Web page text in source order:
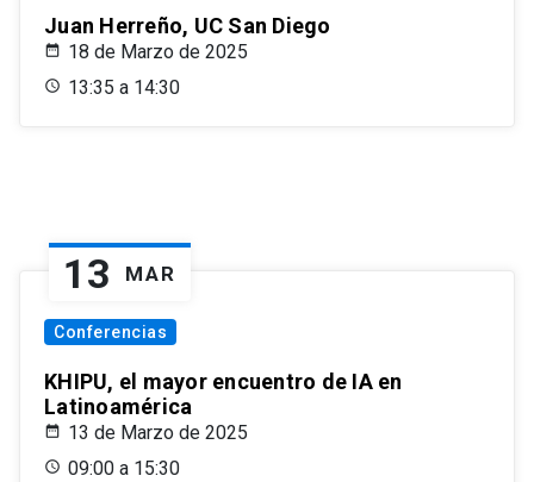
Juan Herreño, UC San Diego
18 de Marzo de 2025
13:35 a 14:30
13 MAR
Conferencias
KHIPU, el mayor encuentro de IA en
Latinoamérica
13 de Marzo de 2025
09:00 a 15:30